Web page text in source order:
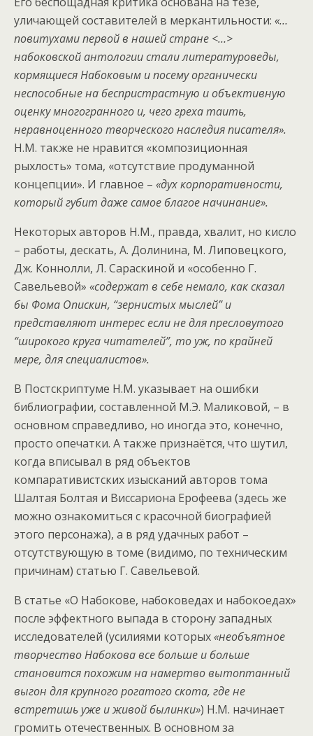
уличающей составителей в меркантильности: «…
повитухами первой в нашей стране <…>
набоковской антологии стали литературоведы,
кормящиеся Набоковым и посему органически
неспособные на беспристрастную и объективную
оценку многогранного и, чего греха таить,
неравноценного творческого наследия писателя».
Н.М. также не нравится «композиционная
рыхлость» тома, «отсутствие продуманной
концепции». И главное – «дух корпоративности,
который губит даже самое благое начинание».
Некоторых авторов Н.М., правда, хвалит, но кисло
– работы, дескать, А. Долинина, М. Липовецкого,
Дж. Коннолли, Л. Сараскиной и «особенно Г.
Савельевой» «содержат в себе немало, как сказал
бы Фома Опискин, “зернистых мыслей” и
представляют интерес если не для пресловутого
“широкого круга читателей”, то уж, по крайней
мере, для специалистов».
В Постскриптуме Н.М. указывает на ошибки
библиографии, составленной М.Э. Маликовой, – в
основном справедливо, но иногда это, конечно,
просто опечатки. А также признаётся, что шутил,
когда вписывал в ряд объектов
компаративистских изысканий авторов тома
Шалтая Болтая и Виссариона Ерофеева (здесь же
можно ознакомиться с красочной биографией
этого персонажа), а в ряд удачных работ –
отсутствующую в томе (видимо, по техническим
причинам) статью Г. Савельевой.
В статье «О Набокове, набоковедах и набокоедах»
после эффектного выпада в сторону западных
исследователей (усилиями которых«необъятное
творчество Набокова все больше и больше
становится похожим на намертво вытоптанный
выгон для крупного рогатого скота, где не
встретишь уже и живой былинки») Н.М. начинает
громить отечественных. В основном за